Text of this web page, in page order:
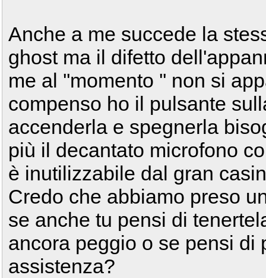
Anche a me succede la
ghost ma il difetto
me al ''momento '' non si
compenso ho il pulsante
accenderla e spegnerla
più il decantato microfono
è inutilizzabile dal gran
Credo che abbiamo preso
se anche tu pensi di
ancora peggio o se pensi di
assistenza?